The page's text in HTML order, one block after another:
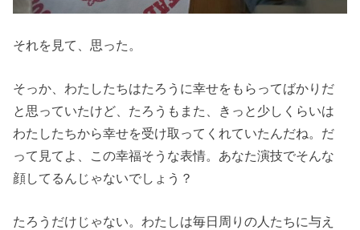
それを見て、思った。
そっか、わたしたちはたろうに幸せをもらってばかりだ
と思っていたけど、たろうもまた、きっと少しくらいは
わたしたちから幸せを受け取ってくれていたんだね。だ
って見てよ、この幸福そうな表情。あなた演技でそんな
顔してるんじゃないでしょう？
たろうだけじゃない。わたしは毎日周りの人たちに与え